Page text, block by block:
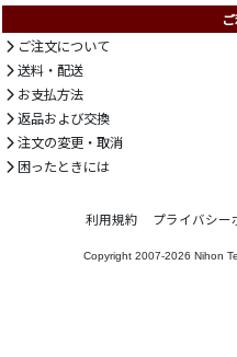
ご注文について
送料・配送
お支払方法
返品および交換
注文の変更・取消
困ったときには
利用規約 プライバシー
Copyright 2007-2026 Nihon